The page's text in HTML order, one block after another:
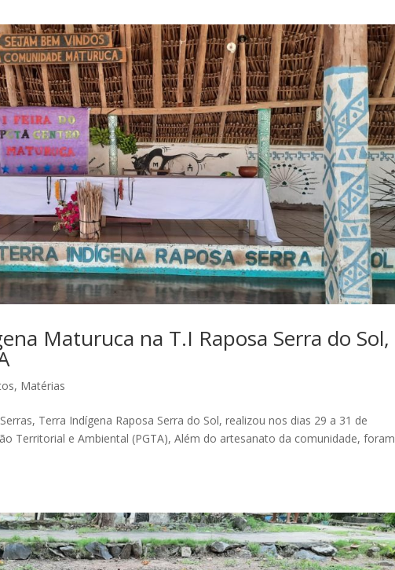
Maturuca na T.I Raposa Serra do Sol,
, Matérias
Terra Indígena Raposa Serra do Sol, realizou nos dias 29 a 31 de
Territorial e Ambiental (PGTA), Além do artesanato da comunidade, foram